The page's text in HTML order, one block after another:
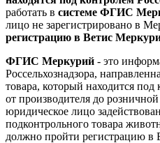
работать в системе ФГИС
лицо не зарегистрировано в
регистрацию в Ветис
ФГИС Меркурий - это
Россельхознадзора,
товара, который находится под
от производителя до
юридическое лицо
подконтрольного товара
должно пройти регистрацию в